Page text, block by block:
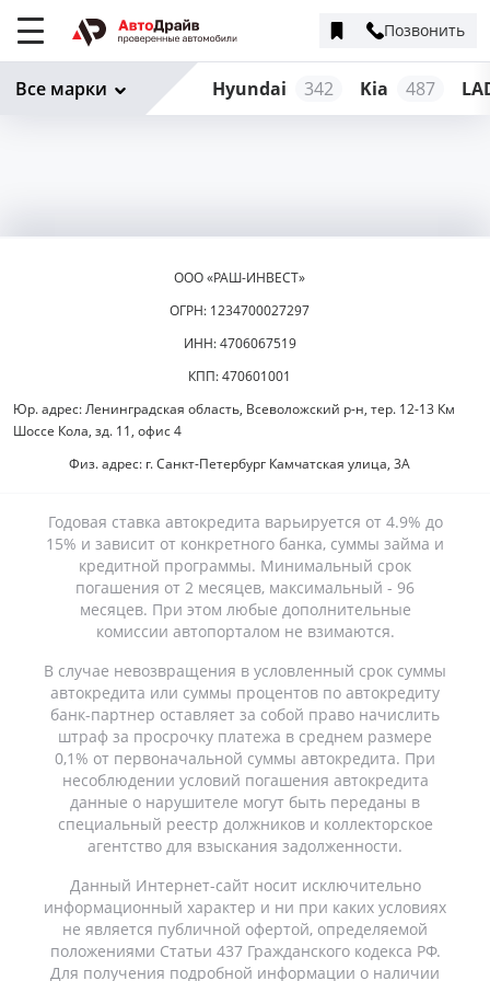
Позвонить
Hyundai 342 Kia 487
Все марки
ООО «РАШ-ИНВЕСТ»
ОГРН: 1234700027297
ИНН: 4706067519
КПП: 470601001
Юр. адрес: Ленинградская область, Всеволожский р-н, тер. 12-13 Км
Шоссе Кола, зд. 11, офис 4
Физ. адрес: г. Санкт-Петербург Камчатская улица, 3А
Годовая ставка автокредита варьируется от 4.9% до
15% и зависит от конкретного банка, суммы займа и
кредитной программы. Минимальный срок
погашения от 2 месяцев, максимальный - 96
месяцев. При этом любые дополнительные
комиссии автопорталом не взимаются.
В случае невозвращения в условленный срок суммы
автокредита или суммы процентов по автокредиту
банк-партнер оставляет за собой право начислить
штраф за просрочку платежа в среднем размере
0,1% от первоначальной суммы автокредита. При
несоблюдении условий погашения автокредита
данные о нарушителе могут быть переданы в
специальный реестр должников и коллекторское
агентство для взыскания задолженности.
Данный Интернет-сайт носит исключительно
информационный характер и ни при каких условиях
не является публичной офертой, определяемой
положениями Статьи 437 Гражданского кодекса РФ.
Для получения подробной информации о наличии